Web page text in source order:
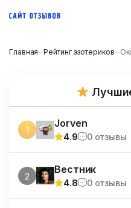
Главная Рейтинг эзотериков
1
Jorven
4.9 0 отзывы
2
Вестник
4.8 0 отзывы